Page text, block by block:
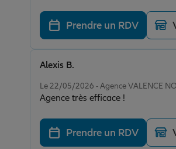
Prendre un RDV
Le 22/05/2026 - Agence VALENCE
Agence très efficace !
Alexis B.
Prendre un RDV